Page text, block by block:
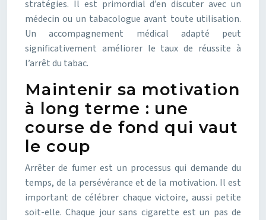
stratégies. Il est primordial d’en discuter avec un
médecin ou un tabacologue avant toute utilisation.
Un accompagnement médical adapté peut
significativement améliorer le taux de réussite à
l’arrêt du tabac.
Maintenir sa motivation
à long terme : une
course de fond qui vaut
le coup
Arrêter de fumer est un processus qui demande du
temps, de la persévérance et de la motivation. Il est
important de célébrer chaque victoire, aussi petite
soit-elle. Chaque jour sans cigarette est un pas de